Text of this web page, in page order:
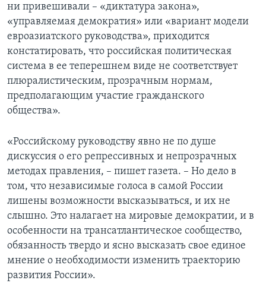
ни привешивали – «диктатура закона»,
«управляемая демократия» или «вариант модели
евроазиатского руководства», приходится
констатировать, что российская политическая
система в ее теперешнем виде не соответствует
плюралистическим, прозрачным нормам,
предполагающим участие гражданского
общества».
«Российскому руководству явно не по душе
дискуссия о его репрессивных и непрозрачных
методах правления, – пишет газета. – Но дело в
том, что независимые голоса в самой России
лишены возможности высказываться, и их не
слышно. Это налагает на мировые демократии, и в
особенности на трансатлантическое сообщество,
обязанность твердо и ясно высказать свое единое
мнение о необходимости изменить траекторию
развития России».